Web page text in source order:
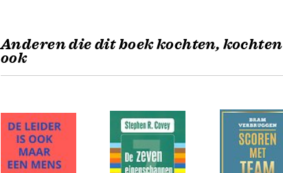
Anderen die dit boek kochten, kochten
ook